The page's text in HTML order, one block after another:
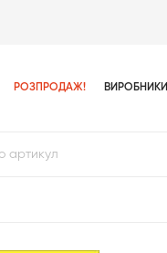
РОЗПРОДАЖ! ВИРОБНИКИ